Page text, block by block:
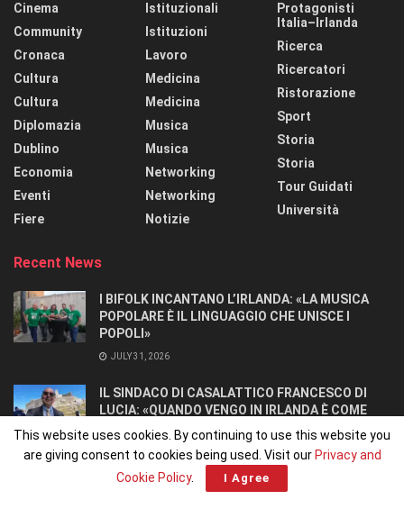
Cinema
Community
Cronaca
Cultura
Cultura
Diplomazia
Dublino
Economia
Eventi
Fiere
Istituzionali
Istituzioni
Lavoro
Medicina
Medicina
Musica
Musica
Networking
Networking
Notizie
Protagonisti
Italia–Irlanda
Ricerca
Ricercatori
Ristorazione
Sport
Storia
Storia
Tour Guidati
Università
Recent News
I BIFOLK INCANTANO L’IRLANDA: «LA MUSICA
POPOLARE È IL LINGUAGGIO CHE UNISCE I
POPOLI»
JULY 31, 2026
IL SINDACO DI CASALATTICO FRANCESCO DI
LUCIA: «QUANDO VENGO IN IRLANDA È COME
TORNARE A CASA».
JULY 27, 2026
This website uses cookies. By continuing to use this website you
are giving consent to cookies being used. Visit our Privacy and
Cookie Policy. I Agree